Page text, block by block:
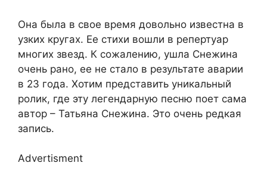
Она была в свое время довольно известна в
узких кругах. Ее стихи вошли в репертуар
многих звезд. К сожалению, ушла Снежина
очень рано, ее не стало в результате аварии
в 23 года. Хотим представить уникальный
ролик, где эту легендарную песню поет сама
автор – Татьяна Снежина. Это очень редкая
запись.
Advertisment